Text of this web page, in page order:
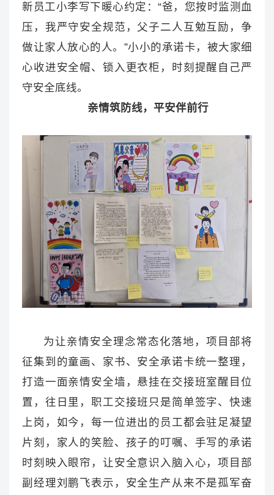
新员工小李写下暖心约定：“爸，您按时监测血
压，我严守安全规范，父子二人互勉互励，争
做让家人放心的人。”小小的承诺卡，被大家细
心收进安全帽、锁入更衣柜，时刻提醒自己严
守安全底线。
亲情筑防线，平安伴前行
为让亲情安全理念常态化落地，项目部将
征集到的童画、家书、安全承诺卡统一整理，
打造一面亲情安全墙，悬挂在交接班室醒目位
置，往日里，职工交接班只是简单签字、快速
上岗，如今，每一位进出的员工都会驻足凝望
片刻，家人的笑脸、孩子的叮嘱、手写的承诺
时刻映入眼帘，让安全意识入脑入心，项目部
副经理刘鹏飞表示，安全生产从来不是孤军奋